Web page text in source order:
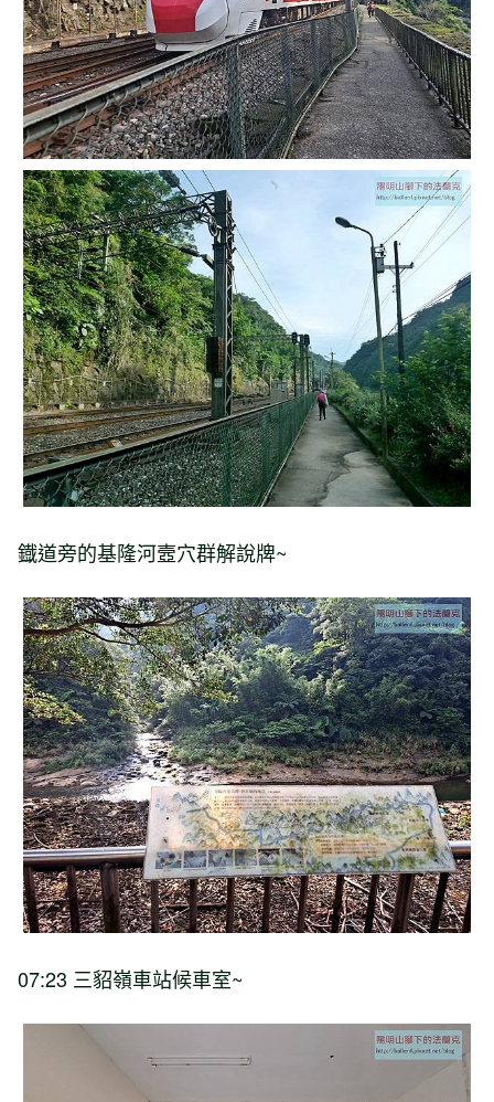
鐡道旁的基隆河壼穴群解說牌~
07:23 三貂嶺車站候車室~